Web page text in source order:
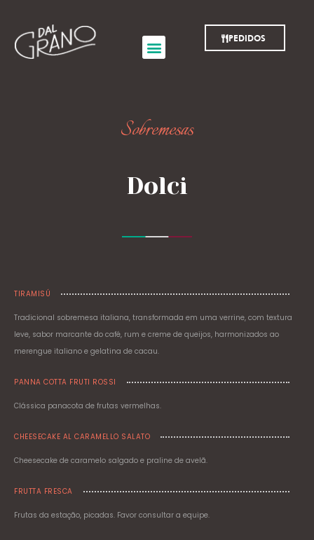
PEDIDOS
Sobremesas
Dolci
TIRAMISÚ
Tradicional sobremesa italiana, transformada em uma verrine, com textura
leve, sabor marcante do café, rum e creme de queijos, harmonizados ao
merengue italiano e gelatina de cacau.
PANNA COTTA FRUTI ROSSI
Clássica panacota de frutas vermelhas.
CHEESECAKE AL CARAMELLO SALATO
Cheesecake de caramelo salgado e praline de avelã.
FRUTTA FRESCA
Frutas da estação, picadas. Favor consultar a equipe.